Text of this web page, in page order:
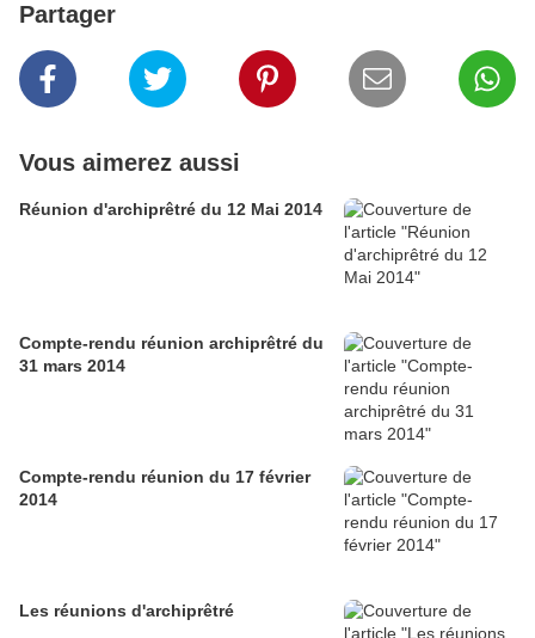
Partager
Vous aimerez aussi
Réunion d'archiprêtré du 12 Mai 2014
Compte-rendu réunion archiprêtré du
31 mars 2014
Compte-rendu réunion du 17 février
2014
Les réunions d'archiprêtré